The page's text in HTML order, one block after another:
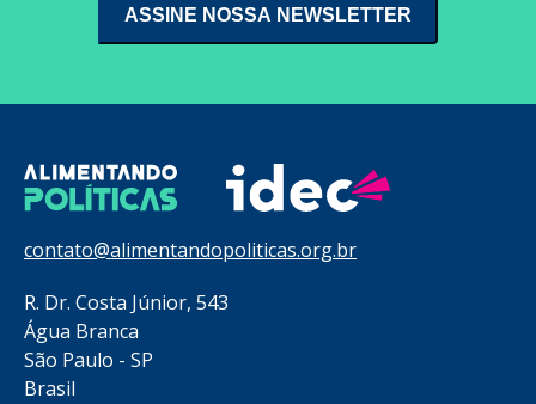
contato@alimentandopoliticas.org.br
R. Dr. Costa Júnior, 543
Água Branca
São Paulo - SP
Brasil